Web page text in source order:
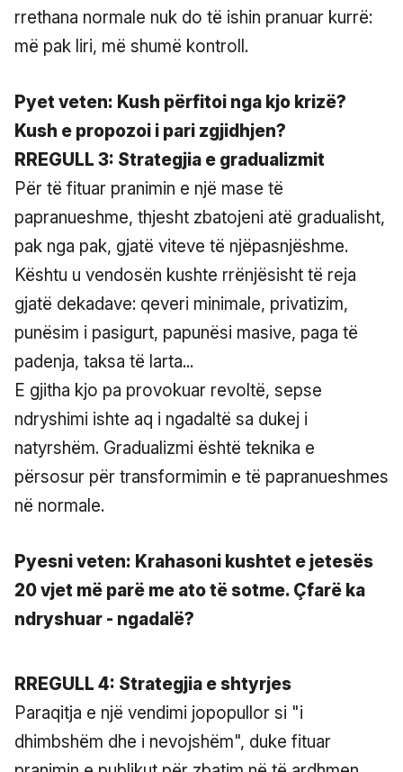
rrethana normale nuk do të ishin pranuar kurrë:
më pak liri, më shumë kontroll.
Pyet veten: Kush përfitoi nga kjo krizë?
Kush e propozoi i pari zgjidhjen?
RREGULL 3: Strategjia e gradualizmit
Për të fituar pranimin e një mase të
papranueshme, thjesht zbatojeni atë gradualisht,
pak nga pak, gjatë viteve të njëpasnjëshme.
Kështu u vendosën kushte rrënjësisht të reja
gjatë dekadave: qeveri minimale, privatizim,
punësim i pasigurt, papunësi masive, paga të
padenja, taksa të larta...
E gjitha kjo pa provokuar revoltë, sepse
ndryshimi ishte aq i ngadaltë sa dukej i
natyrshëm. Gradualizmi është teknika e
përsosur për transformimin e të papranueshmes
në normale.
Pyesni veten: Krahasoni kushtet e jetesës
20 vjet më parë me ato të sotme. Çfarë ka
ndryshuar - ngadalë?
RREGULL 4: Strategjia e shtyrjes
Paraqitja e një vendimi jopopullor si "i
dhimbshëm dhe i nevojshëm", duke fituar